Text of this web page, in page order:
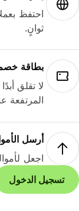
احتفظ
ثوانٍ.
بطاقة خصم
لا تقلق
المرتفعة
أرسل
اجعل
تسجيل الدخول